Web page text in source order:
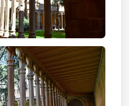
rei legítim, es va revoltar
de Casp i va ser
pel vencedor, Ferran
va desaparèixer i amb ella
destrucció, així com el
que gairebé va
va haver
per la restauració de